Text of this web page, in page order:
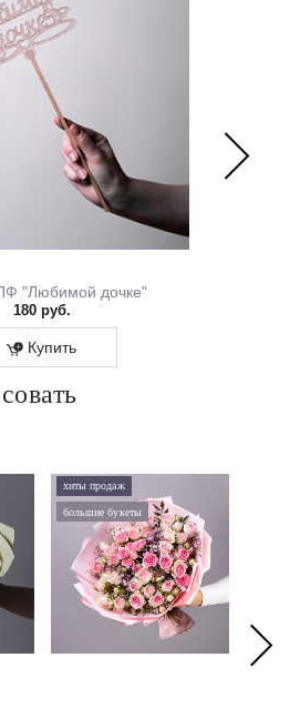
"Любимой дочке"
180 руб.
Купить
хиты продаж
большие букеты